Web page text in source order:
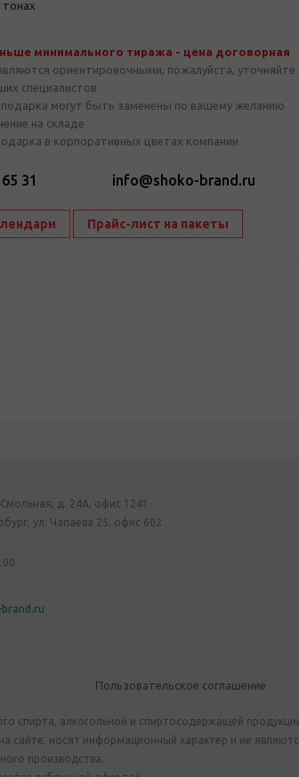
минимального тиража - цена договорная
ориентировочными, пожалуйста,
специалистов
могут быть заменены по вашему желанию
на складе
в корпоративных цветах компании
31 info@shoko-brand.ru
Прайс-лист на пакеты
д. 24А, офис 1241
ул. Чапаева 25, офис 602
Пользовательское соглашение
спирта, алкогольной и спиртосодержащей
носят информационный характер и не
производства.